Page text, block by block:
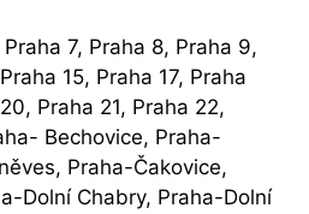
7, Praha 8, Praha 9,
15, Praha 17, Praha
Praha 21, Praha 22,
Bechovice, Praha-
Praha-Čakovice,
Dolní Chabry, Praha-Dolní